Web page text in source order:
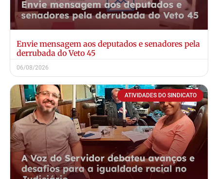
Envie mensagem aos deputados e senadores pela
derrubada do Veto 45
06/08/2026
ATIVIDADES DO SINDICATO